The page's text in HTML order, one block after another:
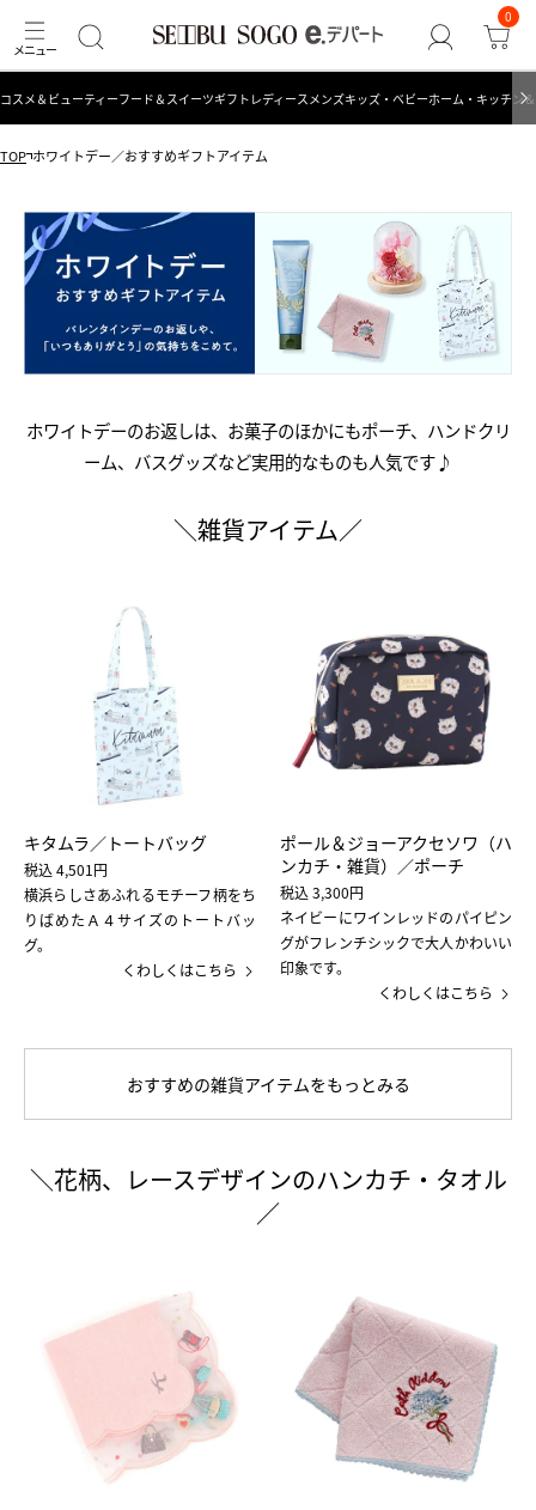
0
コスメ＆ビューティーフード＆スイーツギフト レディース メンズキッズ・ベビーホーム・キッチン
TOP ホワイトデー／おすすめギフトアイテム
ホワイトデーのお返しは、お菓子のほかにもポーチ、ハンドクリ
ーム、バスグッズなど実用的なものも人気です♪
＼雑貨アイテム／
キタムラ／トートバッグ
税込 4,501円
横浜らしさあふれるモチーフ柄をち
りばめたＡ４サイズのトートバッ
グ。
くわしくはこちら
ポール＆ジョーアクセソワ（ハ
ンカチ・雑貨）／ポーチ
税込 3,300円
ネイビーにワインレッドのパイピン
グがフレンチシックで大人かわいい
印象です。
くわしくはこちら
おすすめの雑貨アイテムをもっとみる
＼花柄、レースデザインのハンカチ・タオル
／